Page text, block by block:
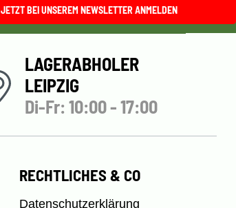
JETZT BEI UNSEREM NEWSLETTER ANMELDEN
LAGERABHOLER
LEIPZIG
Di-Fr: 10:00 - 17:00
RECHTLICHES & CO
Datenschutzerklärung